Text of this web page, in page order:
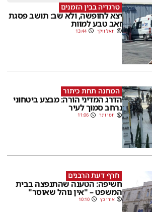
טרגדיה בבין הזמנים
יצא לחופשה, ולא שב: תושב פסגת
זאב טבע למוות
יואל וולך 13:44
המחנה תחת כיתור
הדרג המדיני הורה: מבצע ביטחוני
נרחב סמוך לעיר
יוסי וינר 11:06
חרף דעת הרבנים
חשיפה: הטענה שהתנפצה בבית
המשפט – "אין נוהל שאוסר"
אורי כץ 10:10